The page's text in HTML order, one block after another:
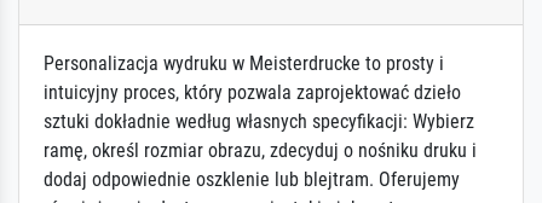
Personalizacja wydruku w Meisterdrucke to prosty i
intuicyjny proces, który pozwala zaprojektować dzieło
sztuki dokładnie według własnych specyfikacji: Wybierz
ramę, określ rozmiar obrazu, zdecyduj o nośniku druku i
dodaj odpowiednie oszklenie lub blejtram. Oferujemy